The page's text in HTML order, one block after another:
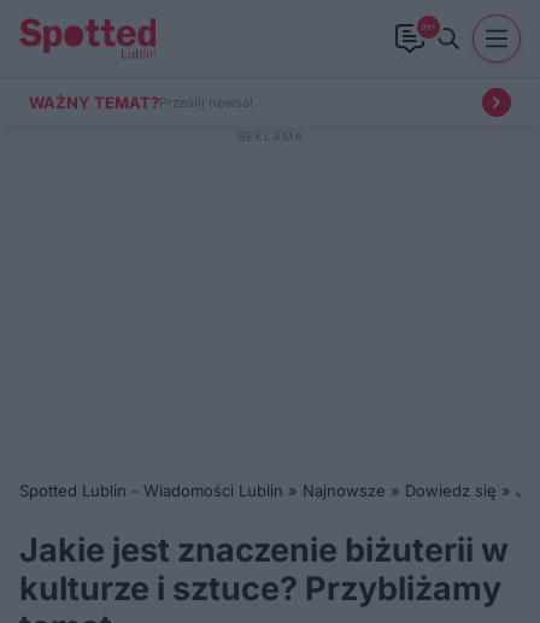
99+
WAŻNY TEMAT?Prześlij newsa!
Spotted Lublin - Wiadomości Lublin » Najnowsze » Dowiedz się »
Jakie jest znaczenie biżuterii w
kulturze i sztuce? Przybliżamy